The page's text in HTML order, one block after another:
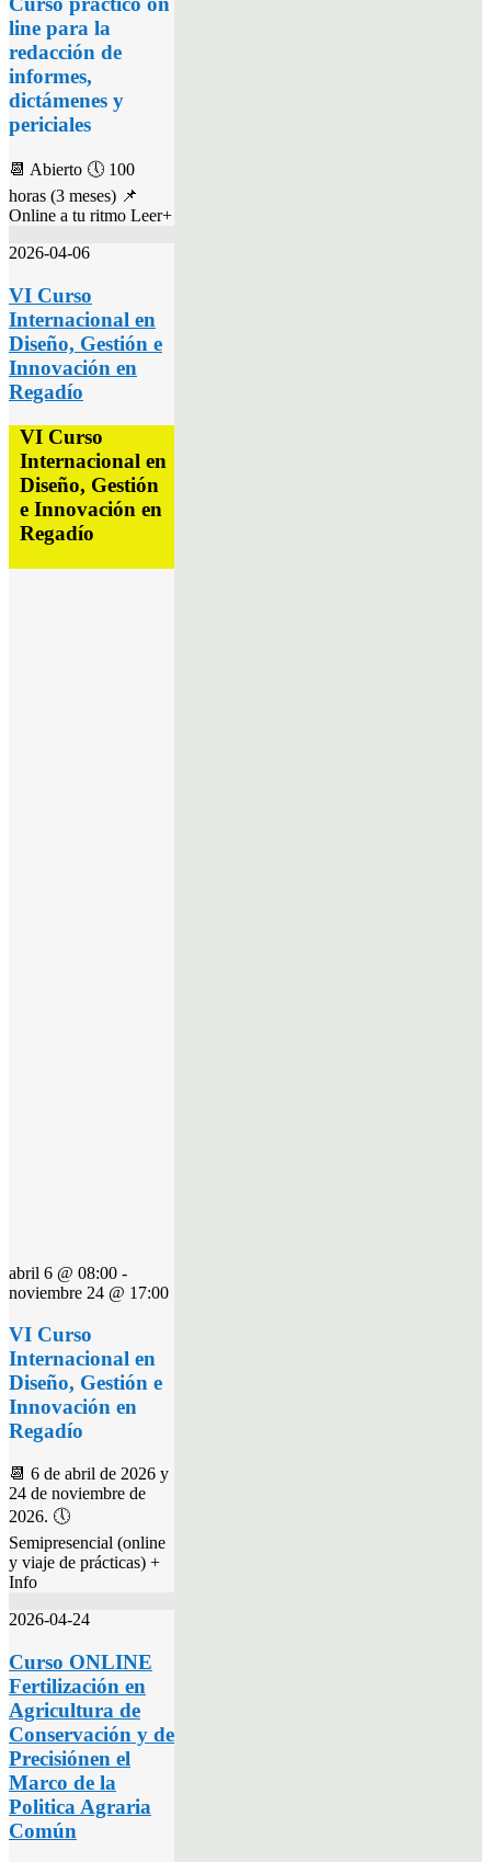
line para la
redacción de
informes,
dictámenes y
periciales
📆 Abierto 🕔 100
horas (3 meses) 📌
Online a tu ritmo Leer+
2026-04-06
VI Curso
Internacional en
Diseño, Gestión e
Innovación en
Regadío
VI Curso
Internacional en
Diseño, Gestión
e Innovación en
Regadío
abril 6 @ 08:00 -
noviembre 24 @ 17:00
VI Curso
Internacional en
Diseño, Gestión e
Innovación en
Regadío
📆 6 de abril de 2026 y
24 de noviembre de
2026. 🕔
Semipresencial (online
y viaje de prácticas) +
Info
2026-04-24
Curso ONLINE
Fertilización en
Agricultura de
Conservación y de
Precisiónen el
Marco de la
Politica Agraria
Común